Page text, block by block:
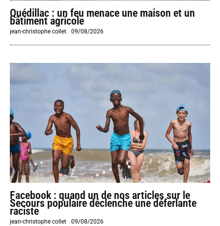
Quédillac : un feu menace une maison et un
bâtiment agricole
jean-christophe collet -09/08/2026
Facebook : quand un de nos articles sur le
Secours populaire déclenche une déferlante
raciste
jean-christophe collet -09/08/2026